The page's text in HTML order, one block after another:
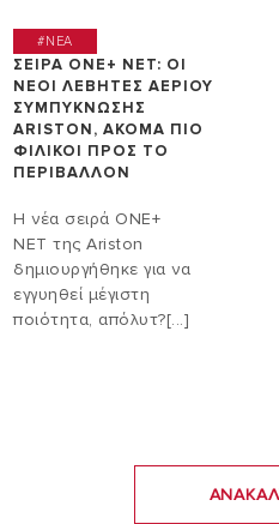
#NEA
ΣΕΙΡΑ ONE+ NET: ΟΙ
ΝΕΟΙ ΛΕΒΗΤΕΣ ΑΕΡΙΟΥ
ΣΥΜΠΥΚΝΩΣΗΣ
ARISTON, ΑΚΟΜΑ ΠΙΟ
ΦΙΛΙΚΟΙ ΠΡΟΣ ΤΟ
ΠΕΡΙΒΑΛΛΟΝ
Η νέα σειρά ΟΝΕ+
NET της Ariston
δημιουργήθηκε για να
εγγυηθεί μέγιστη
ποιότητα, απόλυτ?[...]